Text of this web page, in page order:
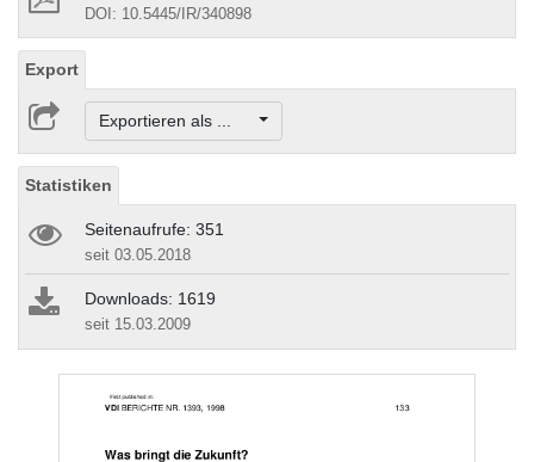
DOI: 10.5445/IR/340898
Export
Exportieren als ...
Statistiken
Seitenaufrufe: 351
seit 03.05.2018
Downloads: 1619
seit 15.03.2009